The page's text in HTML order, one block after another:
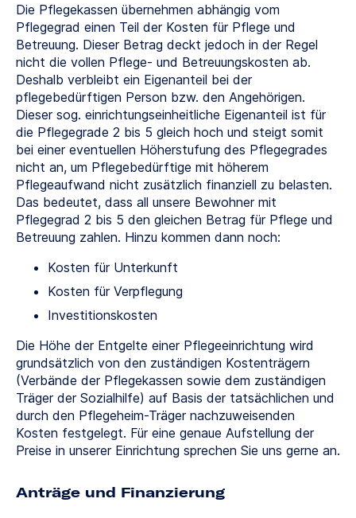
Die Pflegekassen übernehmen abhängig vom
Pflegegrad einen Teil der Kosten für Pflege und
Betreuung. Dieser Betrag deckt jedoch in der Regel
nicht die vollen Pflege- und Betreuungskosten ab.
Deshalb verbleibt ein Eigenanteil bei der
pflegebedürftigen Person bzw. den Angehörigen.
Dieser sog. einrichtungseinheitliche Eigenanteil ist für
die Pflegegrade 2 bis 5 gleich hoch und steigt somit
bei einer eventuellen Höherstufung des Pflegegrades
nicht an, um Pflegebedürftige mit höherem
Pflegeaufwand nicht zusätzlich finanziell zu belasten.
Das bedeutet, dass all unsere Bewohner mit
Pflegegrad 2 bis 5 den gleichen Betrag für Pflege und
Betreuung zahlen. Hinzu kommen dann noch:
Kosten für Unterkunft
Kosten für Verpflegung
Investitionskosten
Die Höhe der Entgelte einer Pflegeeinrichtung wird
grundsätzlich von den zuständigen Kostenträgern
(Verbände der Pflegekassen sowie dem zuständigen
Träger der Sozialhilfe) auf Basis der tatsächlichen und
durch den Pflegeheim-Träger nachzuweisenden
Kosten festgelegt. Für eine genaue Aufstellung der
Preise in unserer Einrichtung sprechen Sie uns gerne an.
Anträge und Finanzierung